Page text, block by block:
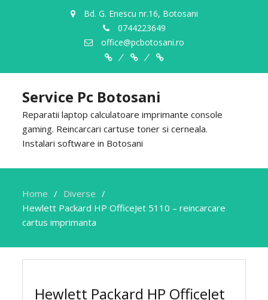
Bd. G. Enescu nr.16, Botosani
0744223649
office@pcbotosani.ro
Despre
Noi
ServiciiContact
Service Pc Botosani
Reparatii laptop calculatoare imprimante console
gaming. Reincarcari cartuse toner si cerneala.
Instalari software in Botosani
Home
Diverse
Hewlett Packard HP OfficeJet 5110 – reincarcare
cartus imprimanta
Hewlett Packard HP OfficeJet